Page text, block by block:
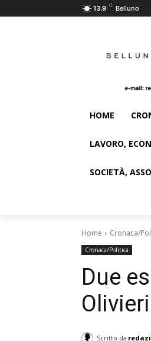
13.9 C Belluno
HOME
LAVORO,
SOCIETÀ,
Home Cronaca/
Cronaca/Politica
Due
Olivieri
Scritto da